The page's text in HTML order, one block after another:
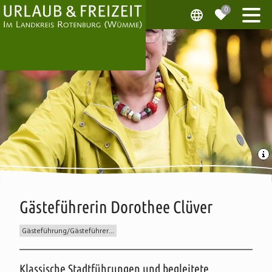
Gästeführerin Dorothee Clüver
Gästeführung/Gästeführer:in
Beschreibung
Klassische Stadtführungen und begleitete